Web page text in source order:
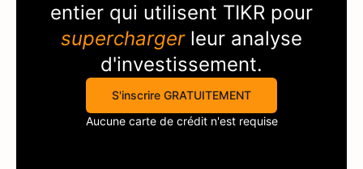
entier qui utilisent TIKR pour
superchargerleur analyse
d'investissement.
S'inscrire GRATUITEMENT
Aucune carte de crédit n'est requise